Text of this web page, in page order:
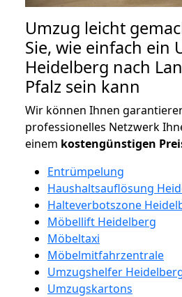
Umzug leicht
Sie, wie einfach ein
Heidelberg nach
Pfalz sein kann
Wir können Ihnen
professionelles Netzwerk
einem kostengünstigen
Entrümpelung
Haushaltsauflösung
Halteverbotszone
Möbellift Heidelberg
Möbeltaxi
Möbelmitfahrzentrale
Umzugshelfer
Umzugskartons